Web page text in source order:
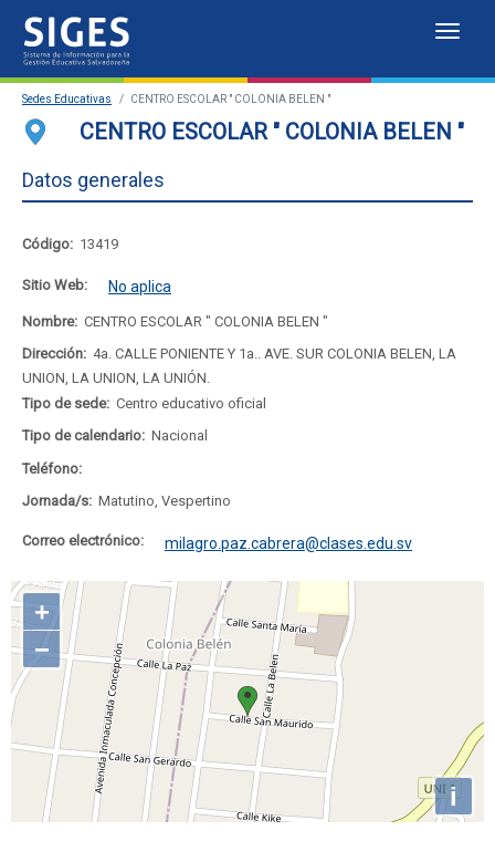
Sistema
de
Información
la
Gestión
Educativa
Salvadoreña
Sedes Educativas
Sedes Educativas CENTRO ESCOLAR " COLONIA BELEN "
CENTRO ESCOLAR " COLONIA BELEN "
Datos generales
Código: 13419
Sitio Web: No aplica
Nombre: CENTRO ESCOLAR " COLONIA BELEN "
Dirección: 4a. CALLE PONIENTE Y 1a.. AVE. SUR COLONIA BELEN, LA
UNION, LA UNION, LA UNIÓN.
Tipo de sede: Centro educativo oficial
Tipo de calendario: Nacional
Teléfono:
Jornada/s: Matutino, Vespertino
Correo electrónico: milagro.paz.cabrera@clases.edu.sv